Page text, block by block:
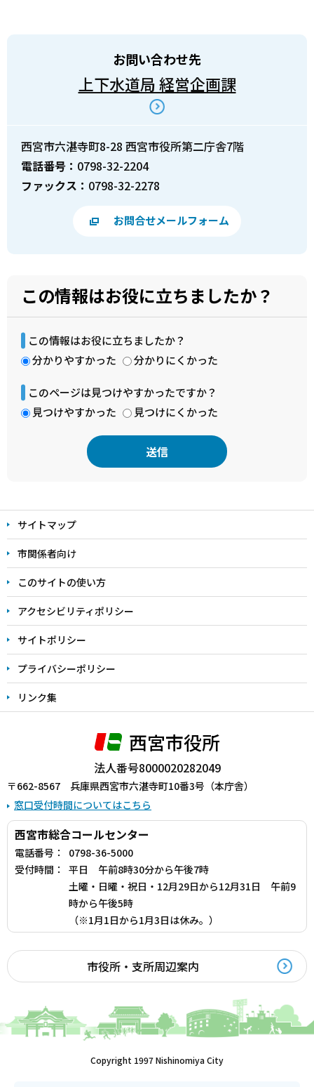
お問い合わせ先
上下水道局 経営企画課
西宮市六湛寺町8-28 西宮市役所第二庁舎7階
電話番号： 0798-32-2204
ファックス： 0798-32-2278
お問合せメールフォーム
この情報はお役に立ちましたか？
この情報はお役に立ちましたか？
分かりやすかった
分かりにくかった
このページは見つけやすかったですか？
見つけやすかった
見つけにくかった
文
こ
こ
ま
で
サイトマップ
市関係者向け
このサイトの使い方
アクセシビリティポリシー
サイトポリシー
プライバシーポリシー
リンク集
西宮市役所
法人番号8000020282049
〒662-8567 兵庫県西宮市六湛寺町10番3号（本庁舎）
窓口受付時間についてはこちら
西宮市総合コールセンター
電話番号：
0798-36-5000
受付時間：
平日 午前8時30分から午後7時
土曜・日曜・祝日・12月29日から12月31日 午前9
時から午後5時
（※1月1日から1月3日は休み。）
市役所・支所周辺案内
Copyright 1997 Nishinomiya City